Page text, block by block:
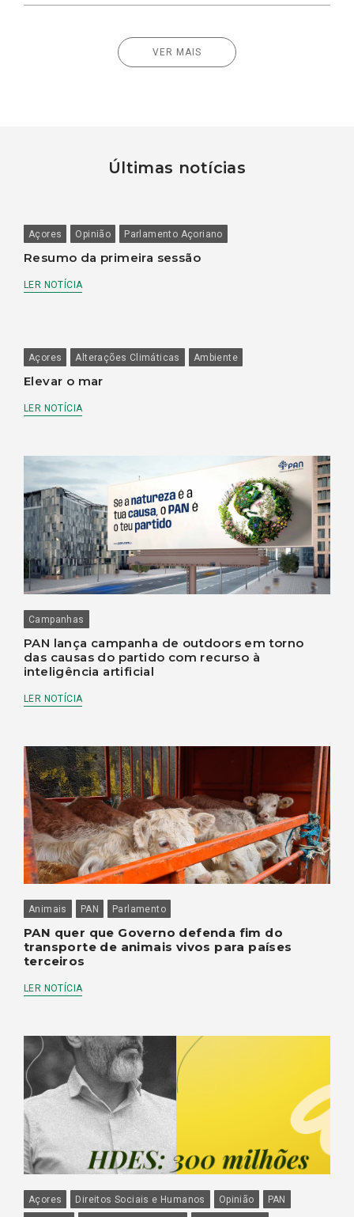
VER MAIS
Últimas notícias
Açores Opinião Parlamento Açoriano
Resumo da primeira sessão
LER NOTÍCIA
Açores Alterações Climáticas Ambiente
Elevar o mar
LER NOTÍCIA
Campanhas
PAN lança campanha de outdoors em torno
das causas do partido com recurso à
inteligência artificial
LER NOTÍCIA
Animais PAN Parlamento
PAN quer que Governo defenda fim do
transporte de animais vivos para países
terceiros
LER NOTÍCIA
Açores Direitos Sociais e Humanos Opinião
PAN